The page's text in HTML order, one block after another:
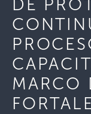
DE
MARCO